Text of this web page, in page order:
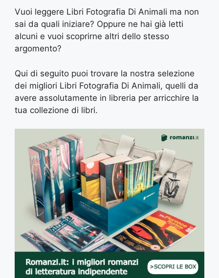
Vuoi leggere Libri Fotografia Di Animali ma non
sai da quali iniziare? Oppure ne hai già letti
alcuni e vuoi scoprirne altri dello stesso
argomento?
Qui di seguito puoi trovare la nostra selezione
dei migliori Libri Fotografia Di Animali, quelli da
avere assolutamente in libreria per arricchire la
tua collezione di libri.